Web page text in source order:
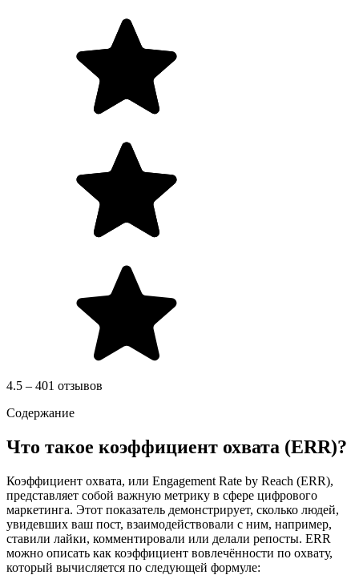
4.5 – 401 отзывов
Содержание
Что такое коэффициент охвата (ERR)?
Коэффициент охвата, или Engagement Rate by Reach (ERR),
представляет собой важную метрику в сфере цифрового
маркетинга. Этот показатель демонстрирует, сколько людей,
увидевших ваш пост, взаимодействовали с ним, например,
ставили лайки, комментировали или делали репосты. ERR
можно описать как коэффициент вовлечённости по охвату,
который вычисляется по следующей формуле: